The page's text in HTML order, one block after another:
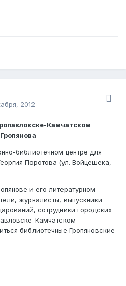
2012
Камчатском
библиотечном центре для
Поротова (ул. Войцешека,
и его литературном
журналисты, выпускники
сотрудники городских
Камчатском
библиотечные Гропяновские